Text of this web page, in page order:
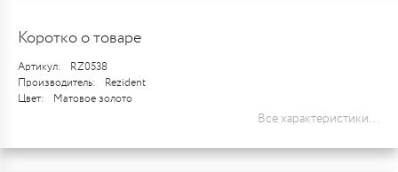
Коротко о товаре
Артикул:
RZ0538
Производитель:
Rezident
Цвет:
Матовое золото
Все характеристики...